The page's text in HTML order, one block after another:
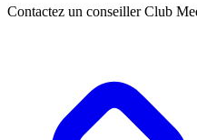
Contactez un conseiller Club